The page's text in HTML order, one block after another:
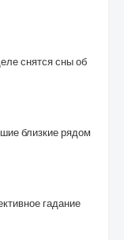
снятся сны об
близкие рядом
гадание